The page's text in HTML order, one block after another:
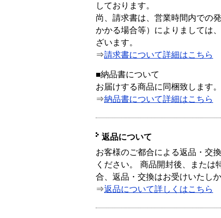
しております。
尚、請求書は、営業時間内での
かかる場合等）によりましては
ざいます。
⇒請求書について詳細はこちら
■納品書について
お届けする商品に同梱致します。
⇒納品書について詳細はこちら
返品について
お客様のご都合による返品・交
ください。 商品開封後、または
合、返品・交換はお受けいたし
⇒返品について詳しくはこちら